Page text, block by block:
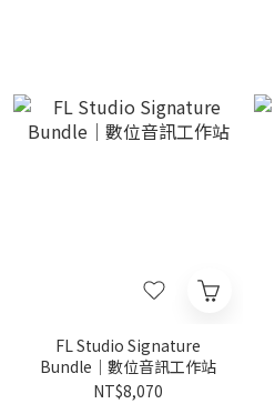
FL Studio Signature
Bundle｜數位音訊工作站
NT$8,070